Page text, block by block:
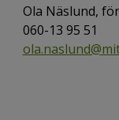
Ola Näslund,
060-13 95 51